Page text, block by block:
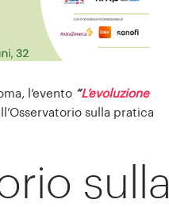
l’evento “L’evoluzione
sulla pratica
sulla